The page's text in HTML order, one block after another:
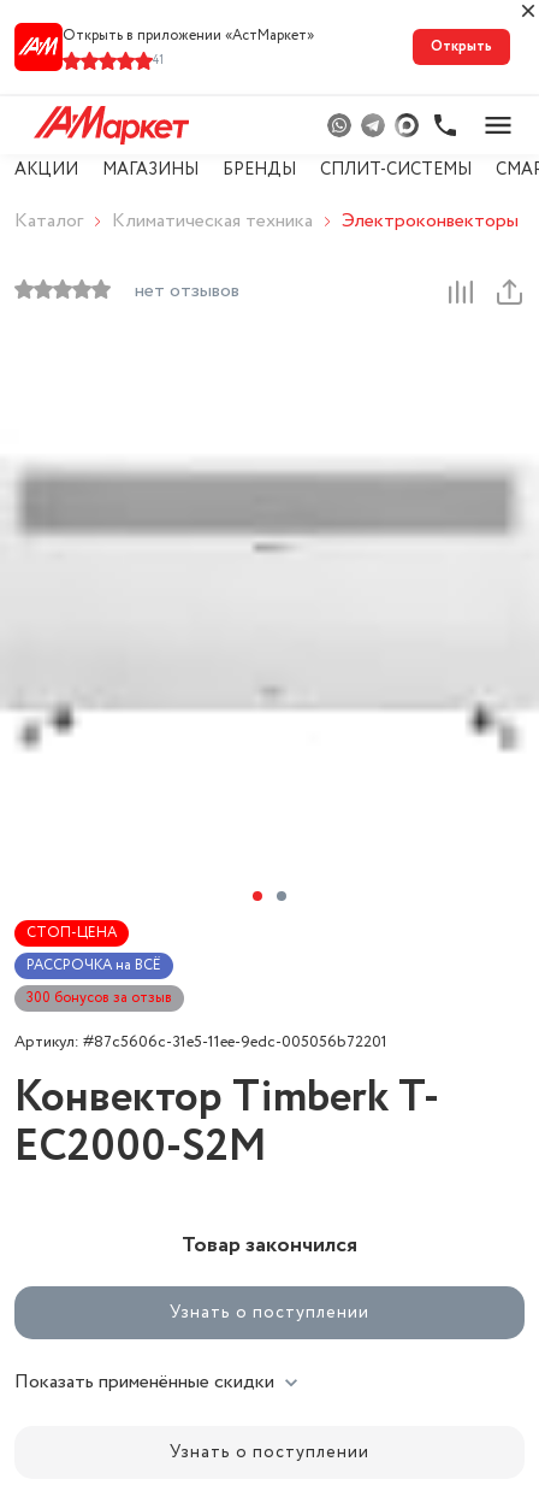
Открыть в приложении «АстМарке‪т‬»
41
Открыть
АКЦИИ МАГАЗИНЫ БРЕНДЫ СПЛИТ-СИСТЕМЫ
Каталог Климатическая техника Электроконвекторы
нет отзывов
СТОП-ЦЕНА
РАССРОЧКА на ВСЁ
300 бонусов за отзыв
Артикул: #87c5606c-31e5-11ee-9edc-005056b72201
Конвектор Timberk T-
EC2000-S2M
Товар закончился
Узнать о поступлении
Показать применённые скидки
Узнать о поступлении